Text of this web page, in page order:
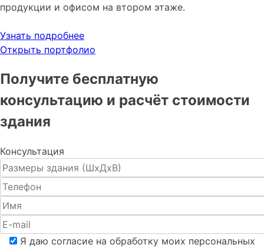
продукции и офисом на втором этаже.
Узнать подробнее
Открыть портфолио
Получите бесплатную
консультацию и расчёт стоимости
здания
Консультация
Я даю согласие на обработку моих персональных